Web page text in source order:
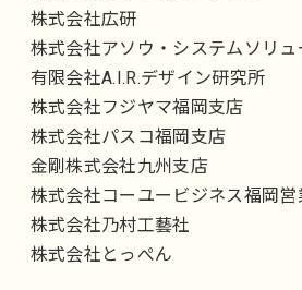
株式会社広研
株式会社アソウ・システムソリュ
有限会社A.I.R.デザイン研究所
株式会社フジヤマ福岡支店
株式会社パスコ福岡支店
金剛株式会社九州支店
株式会社コーユービジネス福岡営
株式会社乃村工藝社
株式会社とっぺん